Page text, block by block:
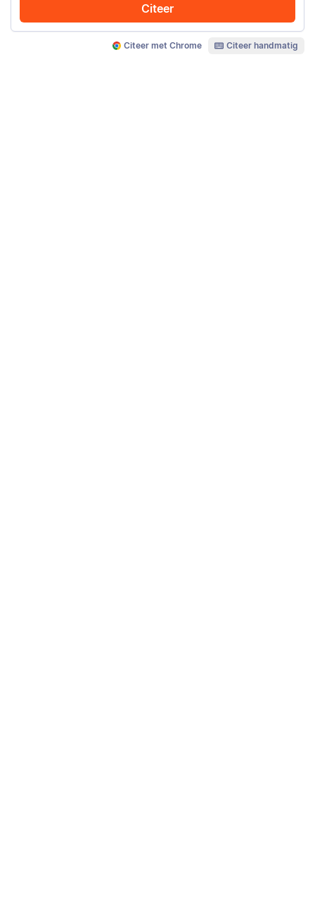
Citeer
Citeer met Chrome Citeer handmatig